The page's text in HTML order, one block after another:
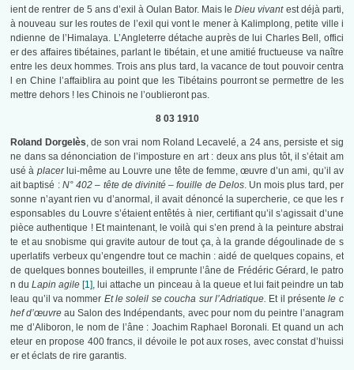
ient de rentrer de 5 ans d’exil à Oulan Bator. Mais leDieu vivantest déjà parti,
à nouveau sur les routes de l’exil qui vont le mener à Kalimplong, petite ville i
ndienne de l’Himalaya. L’Angleterre détache auprès de lui Charles Bell, offici
er des affaires tibétaines, parlant le tibétain, et une amitié fructueuse va naître
entre les deux hommes. Trois ans plus tard, la vacance de tout pouvoir centra
l en Chine l’affaiblira au point que les Tibétains pourront se permettre de les
mettre dehors ! les Chinois ne l’oublieront pas.
8 03 1910
Roland Dorgelès, de son vrai nom Roland Lecavelé, a 24 ans, persiste et sig
ne dans sa dénonciation de l’imposture en art : deux ans plus tôt, il s’était am
usé à placerlui-même au Louvre une tête de femme, œuvre d’un ami, qu’il av
ait baptisé : N° 402 – tête de divinité – fouille de Delos. Un mois plus tard, per
sonne n’ayant rien vu d’anormal, il avait dénoncé la supercherie, ce que les r
esponsables du Louvre s’étaient entêtés à nier, certifiant qu’il s’agissait d’une
pièce authentique ! Et maintenant, le voilà qui s’en prend à la peinture abstrai
te et au snobisme qui gravite autour de tout ça, à la grande dégoulinade de s
uperlatifs verbeux qu’engendre tout ce machin : aidé de quelques copains, et
de quelques bonnes bouteilles, il emprunte l’âne de Frédéric Gérard, le patro
n duLapin agile [1], lui attache un pinceau à la queue et lui fait peindre un tab
leau qu’il va nommer Et le soleil se coucha sur l’Adriatique. Et il présente le c
hef d’œuvreau Salon des Indépendants, avec pour nom du peintre l’anagram
me d’Aliboron, le nom de l’âne : Joachim Raphael Boronali. Et quand un ach
eteur en propose 400 francs, il dévoile le pot aux roses, avec constat d’huissi
er et éclats de rire garantis.